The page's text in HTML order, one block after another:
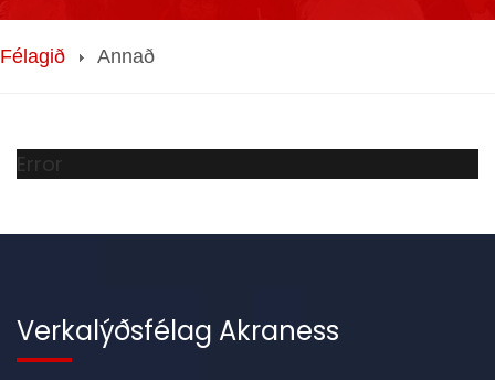
Félagið Annað
Error
Verkalýðsfélag Akraness